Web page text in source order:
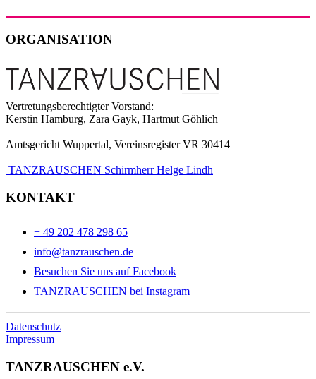
ORGANISATION
Vertretungsberechtigter Vorstand:
Kerstin Hamburg, Zara Gayk, Hartmut Göhlich
Amtsgericht Wuppertal, Vereinsregister VR 30414
TANZRAUSCHEN Schirmherr Helge Lindh
KONTAKT
+ 49 202 478 298 65
info@tanzrauschen.de
Besuchen Sie uns auf Facebook
TANZRAUSCHEN bei Instagram
Datenschutz
Impressum
TANZRAUSCHEN e.V.